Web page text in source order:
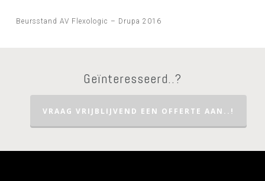
Beursstand AV Flexologic – Drupa 2016
Geïnteresseerd..?
VRAAG VRIJBLIJVEND EEN OFFERTE AAN..!